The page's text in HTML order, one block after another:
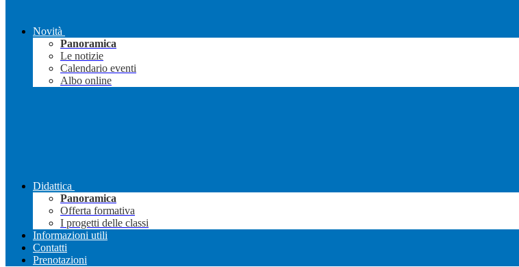
Novità
Panoramica
Le notizie
Calendario eventi
Albo online
Didattica
Panoramica
Offerta formativa
I progetti delle classi
Informazioni utili
Contatti
Prenotazioni